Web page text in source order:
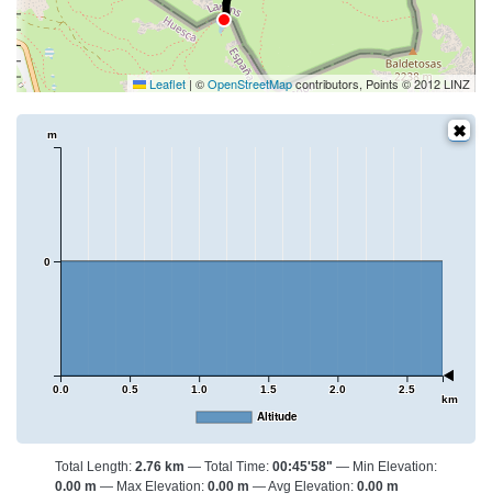
Leaflet | ©OpenStreetMapcontributors, Points © 2012 LINZ
0.0 0.5 1.0 1.5 2.0 2.5
km
0
m
Altitude
Total Length: 2.76 km Total Time: 00:45'58"
Min Elevation:
0.00 m
Max Elevation: 0.00 m Avg Elevation: 0.00 m